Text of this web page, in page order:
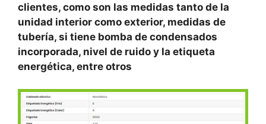
clientes, como son las medidas tanto de la
unidad interior como exterior, medidas de
tubería, si tiene bomba de condensados
incorporada, nivel de ruido y la etiqueta
energética, entre otros